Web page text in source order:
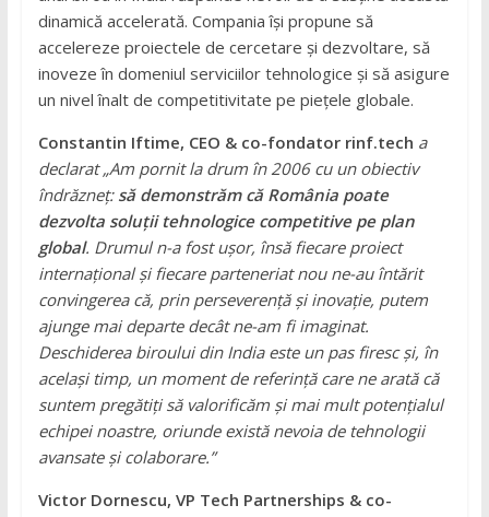
dinamică accelerată. Compania își propune să
accelereze proiectele de cercetare și dezvoltare, să
inoveze în domeniul serviciilor tehnologice și să asigure
un nivel înalt de competitivitate pe piețele globale.
Constantin Iftime, CEO & co-fondator rinf.tech a
declarat „Am pornit la drum în 2006 cu un obiectiv
îndrăzneț: să demonstrăm că România poate
dezvolta soluții tehnologice competitive pe plan
global. Drumul n-a fost ușor, însă fiecare proiect
internațional și fiecare parteneriat nou ne-au întărit
convingerea că, prin perseverență și inovație, putem
ajunge mai departe decât ne-am fi imaginat.
Deschiderea biroului din India este un pas firesc și, în
același timp, un moment de referință care ne arată că
suntem pregătiți să valorificăm și mai mult potențialul
echipei noastre, oriunde există nevoia de tehnologii
avansate și colaborare.”
Victor Dornescu, VP Tech Partnerships & co-